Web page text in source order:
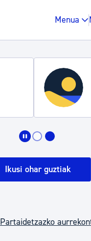
Menua
Ikusi ohar guztiak
Partaidetzazko